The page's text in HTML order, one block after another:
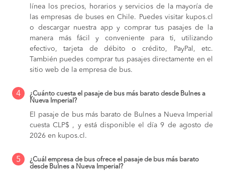
línea los precios, horarios y servicios de la mayoría de
las empresas de buses en Chile. Puedes visitar kupos.cl
o descargar nuestra app y comprar tus pasajes de la
manera más fácil y conveniente para ti, utilizando
efectivo, tarjeta de débito o crédito, PayPal, etc.
También puedes comprar tus pasajes directamente en el
sitio web de la empresa de bus.
4
¿Cuánto cuesta el pasaje de bus más barato desde Bulnes a
Nueva Imperial?
El pasaje de bus más barato de Bulnes a Nueva Imperial
cuesta CLP$ , y está disponible el día 9 de agosto de
2026 en kupos.cl.
5
¿Cuál empresa de bus ofrece el pasaje de bus más barato
desde Bulnes a Nueva Imperial?